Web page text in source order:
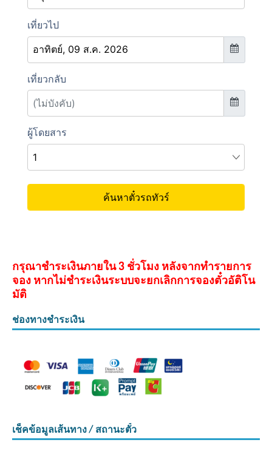
กรุณาชำระเงินภายใน 3 ชั่วโมง หลังจากทำรายการ
จอง หากไม่ชำระเงินระบบจะยกเลิกการจองตั๋วอัติโน
มัติ
ช่องทางชำระเงิน
เช็คข้อมูลเส้นทาง / สถานะตั๋ว